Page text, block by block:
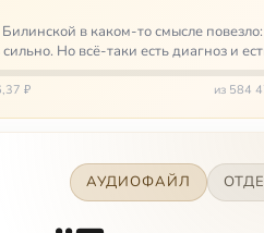
в каком-то смысле
сильно. Но всё-таки есть диагноз и
от т…
₽ из 584
АУДИОФАЙЛ